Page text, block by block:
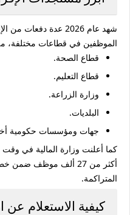
شهد عام 2026 عدة
الموظفين في قطاعات مختلفة،
قطاع الصحة.
قطاع التعليم.
وزارة الزراعة.
البلديات.
جهات ومؤسسات حكومية
كما أعلنت وزارة المالية في
أكثر من 27 ألف موظف
ضمن
المتراكمة.
كيفية الاستعلام عن